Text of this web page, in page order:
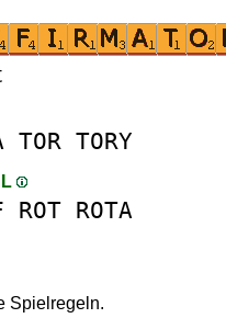
TOR TORY
ROT ROTA
Spielregeln.